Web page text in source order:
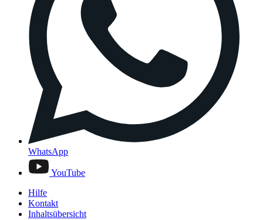
WhatsApp
YouTube
Hilfe
Kontakt
Inhaltsübersicht